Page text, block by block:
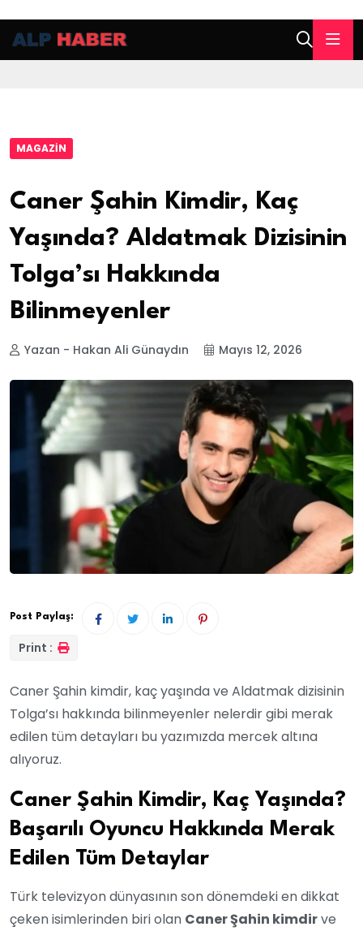
MAGAZIN
Caner Şahin Kimdir, Kaç
Yaşında? Aldatmak Dizisinin
Tolga’sı Hakkında
Bilinmeyenler
Yazan - Hakan Ali Günaydın Mayıs 12, 2026
Post Paylaş:
Print :
Caner Şahin kimdir, kaç yaşında ve Aldatmak dizisinin
Tolga’sı hakkında bilinmeyenler nelerdir gibi merak
edilen tüm detayları bu yazımızda mercek altına
alıyoruz.
Caner Şahin Kimdir, Kaç Yaşında?
Başarılı Oyuncu Hakkında Merak
Edilen Tüm Detaylar
Türk televizyon dünyasının son dönemdeki en dikkat
çeken isimlerinden biri olan Caner Şahin kimdirve